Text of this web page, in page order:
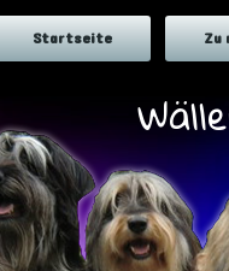
Startseite Zu